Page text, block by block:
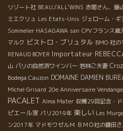
リゾート社 BEAUJ'ALL'WINS 赤間さん、藤
ミエクリュ Les Etats-Unis ジェローム・ギ
Sommelier HASAGAWA san CPVフランス蔵
マルク ビストロ・ブリュタル BMO 社
RENAUD BOYER Importateur
山 パリの自然派ワインバー 若林ご夫妻
Bodega Cauzon DOMAINE DAMIEN
Michel Grisard 20e Anniversaire
PACALET Alma Mater 収穫29回記念・
ピエール家 パリ2019年 楽しい Les
ン2017年 マドモワゼルＭ ＢＭＯ社の鎌田